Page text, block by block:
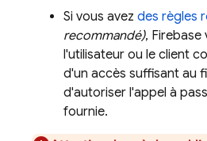
Si vous avez des règles
recommandé), Firebase
l'utilisateur ou le client
d'un accès suffisant au
d'autoriser l'appel à
fournie.